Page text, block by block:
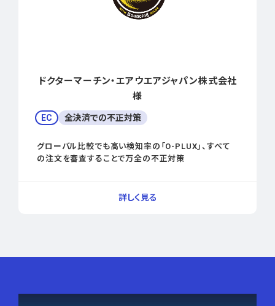
ドクターマーチン・エアウエアジャパン株式会社
様
EC 全決済での不正対策
グローバル比較でも高い検知率の「O-PLUX」、すべて
の注文を審査することで万全の不正対策